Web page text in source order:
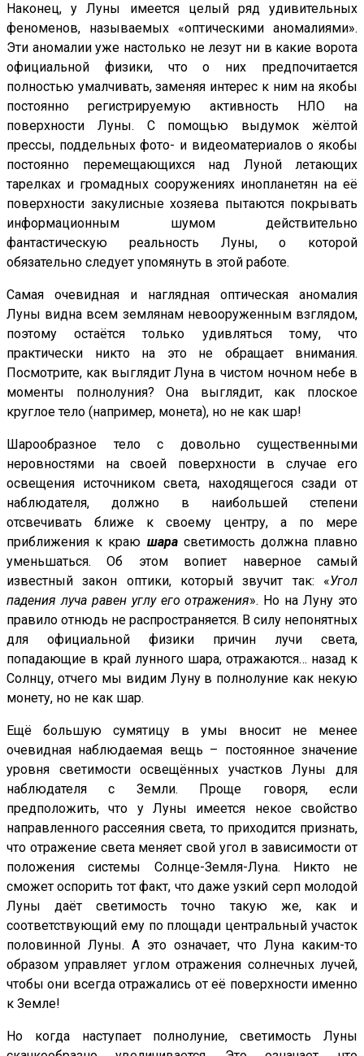
Наконец, у Луны имеется целый ряд удивительных
феноменов, называемых «оптическими аномалиями».
Эти аномалии уже настолько не лезут ни в какие ворота
официальной физики, что о них предпочитается
полностью умалчивать, заменяя интерес к ним на якобы
постоянно регистрируемую активность НЛО на
поверхности Луны. С помощью выдумок жёлтой
прессы, поддельных фото- и видеоматериалов о якобы
постоянно перемещающихся над Луной летающих
тарелках и громадных сооружениях инопланетян на её
поверхности закулисные хозяева пытаются покрывать
информационным шумом действительно
фантастическую реальность Луны, о которой
обязательно следует упомянуть в этой работе.
Самая очевидная и наглядная оптическая аномалия
Луны видна всем землянам невооруженным взглядом,
поэтому остаётся только удивляться тому, что
практически никто на это не обращает внимания.
Посмотрите, как выглядит Луна в чистом ночном небе в
моменты полнолуния? Она выглядит, как плоское
круглое тело (например, монета), но не как шар!
Шарообразное тело с довольно существенными
неровностями на своей поверхности в случае его
освещения источником света, находящегося сзади от
наблюдателя, должно в наибольшей степени
отсвечивать ближе к своему центру, а по мере
приближения к краю шарасветимость должна плавно
уменьшаться. Об этом вопиет наверное самый
известный закон оптики, который звучит так: «Угол
падения луча равен углу его отражения». Но на Луну это
правило отнюдь не распространяется. В силу непонятных
для официальной физики причин лучи света,
попадающие в край лунного шара, отражаются… назад к
Солнцу, отчего мы видим Луну в полнолуние как некую
монету, но не как шар.
Ещё большую сумятицу в умы вносит не менее
очевидная наблюдаемая вещь – постоянное значение
уровня светимости освещённых участков Луны для
наблюдателя с Земли. Проще говоря, если
предположить, что у Луны имеется некое свойство
направленного рассеяния света, то приходится признать,
что отражение света меняет свой угол в зависимости от
положения системы Солнце-Земля-Луна. Никто не
сможет оспорить тот факт, что даже узкий серп молодой
Луны даёт светимость точно такую же, как и
соответствующий ему по площади центральный участок
половинной Луны. А это означает, что Луна каким-то
образом управляет углом отражения солнечных лучей,
чтобы они всегда отражались от её поверхности именно
к Земле!
Но когда наступает полнолуние, светимость Луны